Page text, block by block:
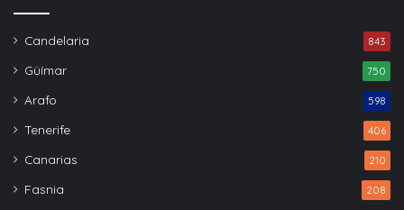
Candelaria 843
Güímar 750
Arafo 598
Tenerife 406
Canarias 210
Fasnia 208